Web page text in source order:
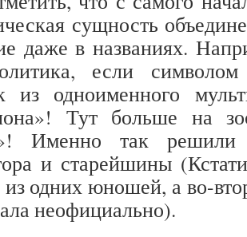
сущность
даже в названиях.
если символом
из одноименного
Тут больше на
Именно так решили
и старейшины
из одних юношей, а во-
неофициально).